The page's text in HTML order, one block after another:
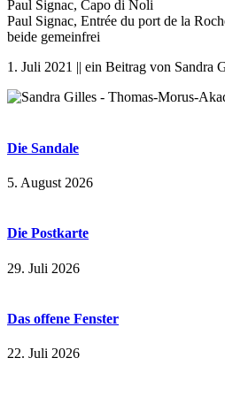
Paul Signac, Capo di Noli
Paul Signac, Entrée du port de la
beide gemeinfrei
1. Juli 2021 || ein Beitrag von Sandra
Die Sandale
5. August 2026
Die Postkarte
29. Juli 2026
Das offene Fenster
22. Juli 2026